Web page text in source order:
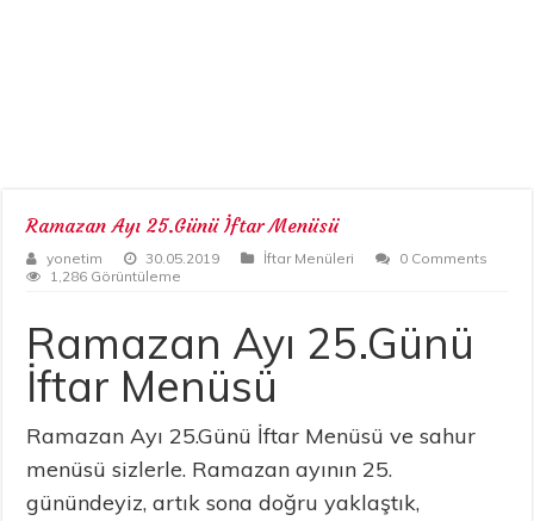
Ramazan Ayı 25.Günü İftar Menüsü
yonetim 30.05.2019 İftar Menüleri
0 Comments
1,286 Görüntüleme
Ramazan Ayı 25.Günü
İftar Menüsü
Ramazan Ayı 25.Günü İftar Menüsü ve sahur
menüsü sizlerle. Ramazan ayının 25.
günündeyiz, artık sona doğru yaklaştık,